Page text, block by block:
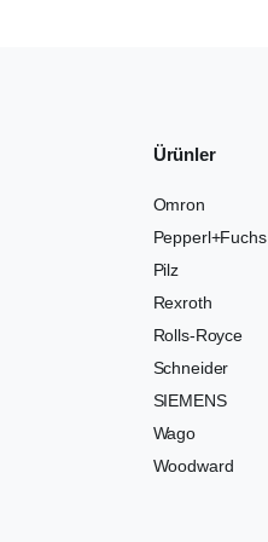
Ürünler
Omron
Pepperl+Fuchs
Pilz
Rexroth
Rolls-Royce
Schneider
SIEMENS
Wago
Woodward